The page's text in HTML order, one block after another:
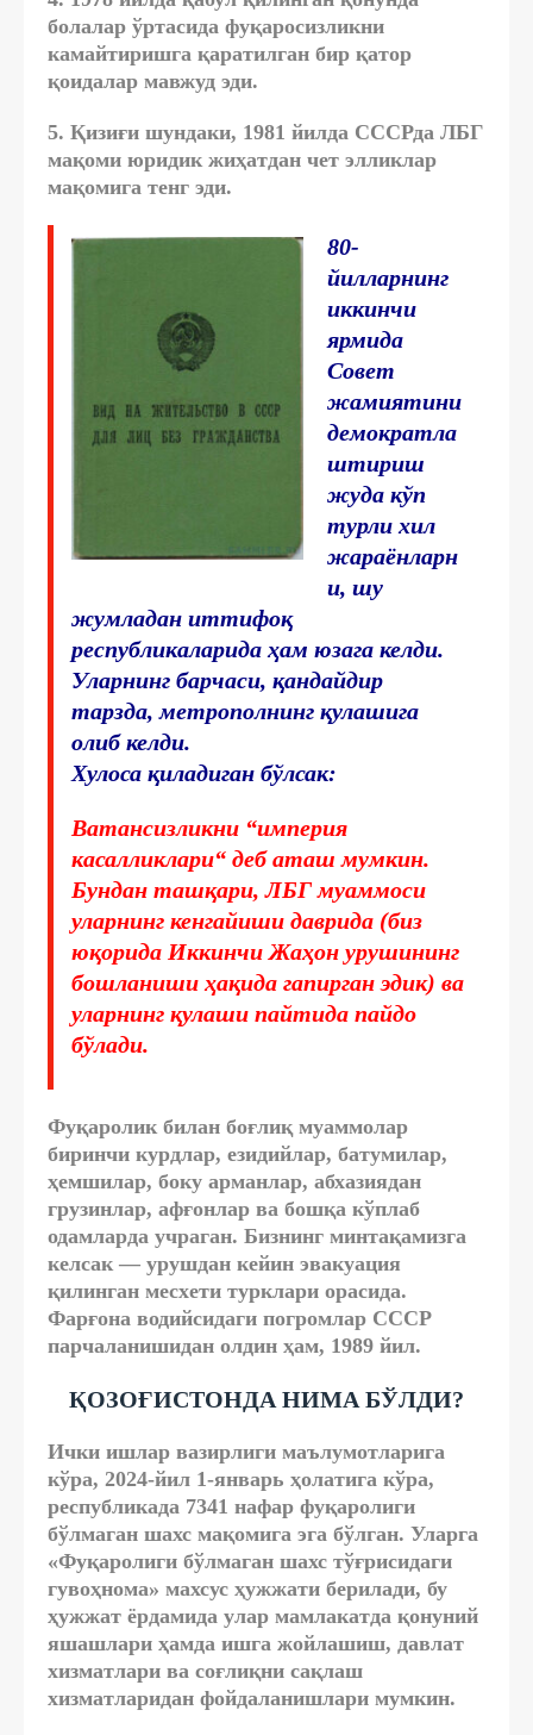
болалар ўртасида фуқаросизликни
камайтиришга қаратилган бир қатор
қоидалар мавжуд эди.
5. Қизиғи шундаки, 1981 йилда СССРда ЛБГ
мақоми юридик жиҳатдан чет элликлар
мақомига тенг эди.
80-
йилларнинг
иккинчи
ярмида
Совет
жамиятини
демократла
штириш
жуда кўп
турли хил
жараёнларн
и, шу
жумладан иттифоқ
республикаларида ҳам юзага келди.
Уларнинг барчаси, қандайдир
тарзда, метрополнинг қулашига
олиб келди.
Хулоса қиладиган бўлсак:
Ватансизликни “империя
касалликлари“ деб аташ мумкин.
Бундан ташқари, ЛБГ муаммоси
уларнинг кенгайиши даврида (биз
юқорида Иккинчи Жаҳон урушининг
бошланиши ҳақида гапирган эдик) ва
уларнинг қулаши пайтида пайдо
бўлади.
Фуқаролик билан боғлиқ муаммолар
биринчи курдлар, езидийлар, батумилар,
ҳемшилар, боку арманлар, абхазиядан
грузинлар, афғонлар ва бошқа кўплаб
одамларда учраган. Бизнинг минтақамизга
келсак — урушдан кейин эвакуация
қилинган месхети турклари орасида.
Фарғона водийсидаги погромлар СССР
парчаланишидан олдин ҳам, 1989 йил.
ҚОЗОҒИСТОНДА НИМА БЎЛДИ?
Ички ишлар вазирлиги маълумотларига
кўра, 2024-йил 1-январь ҳолатига кўра,
республикада 7341 нафар фуқаролиги
бўлмаган шахс мақомига эга бўлган. Уларга
«Фуқаролиги бўлмаган шахс тўғрисидаги
гувоҳнома» махсус ҳужжати берилади, бу
ҳужжат ёрдамида улар мамлакатда қонуний
яшашлари ҳамда ишга жойлашиш, давлат
хизматлари ва соғлиқни сақлаш
хизматларидан фойдаланишлари мумкин.